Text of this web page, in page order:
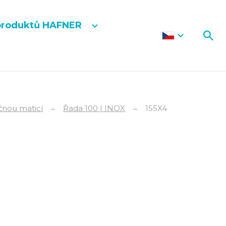
HAFNER
maticí Řada 100 | INOX 155X4